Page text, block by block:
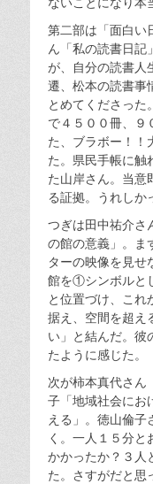
第二部は「面白い
ん「私の読書日記
が、自分の読書人
遷、松本の読書事
とめてくださった
で４５００冊、９
た、ブラボー！！
た。県民手帳に触
た山岸さん。当意
る証拠。うれしか
つぎは田中祐介さ
の館の意義」。ま
ターの映像を見せ
館を①シンボルと
と位置づけ、これ
据え、空間を超え
い」と結んだ。彼
たように感じた。
次が柿本真代さん
子「地域社会にお
える」。徳山倫子
く。一人１５分
かかったか？３人
た。さすがだと思